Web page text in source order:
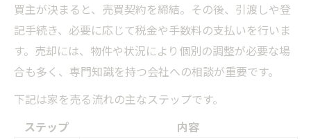
買主が決まると、売買契約を締結。その後、引渡しや登
記手続き、必要に応じて税金や手数料の支払いを行いま
す。売却には、物件や状況により個別の調整が必要な場
合も多く、専門知識を持つ会社への相談が重要です。
下記は家を売る流れの主なステップです。
ステップ
内容